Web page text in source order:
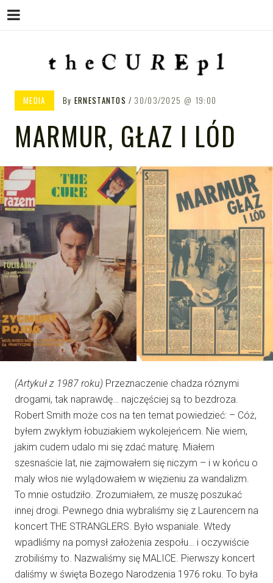
THE CURE PL – POLSKA
STRONA FANÓW ZESPOŁU THE
CURE
MEDIA By ERNESTANTOS 30/03/2025 19:00
MARMUR, GŁAZ I LÓD
(Artykuł z 1987 roku) Przeznaczenie chadza róznymi
drogami, tak naprawdę… najczęściej są to bezdroza.
Robert Smith może cos na ten temat powiedzieć: – Cóż,
byłem zwykłym łobuziakiem wykolejeńcem. Nie wiem,
jakim cudem udalo mi się zdać maturę. Miałem
szesnaście lat, nie zajmowałem się niczym – i w końcu o
maly włos nie wylądowałem w więzieniu za wandalizm.
To mnie ostudziło. Zrozumiałem, ze muszę poszukać
innej drogi. Pewnego dnia wybraliśmy się z Laurencern na
koncert THE STRANGLERS. Było wspaniale. Wtedy
wpadliśmy na pomysł założenia zespołu… i oczywiście
zrobiliśmy to. Nazwaliśmy się MALICE. Pierwszy koncert
daliśmy w święta Bozego Narodzenia 1976 roku. To była
Menu